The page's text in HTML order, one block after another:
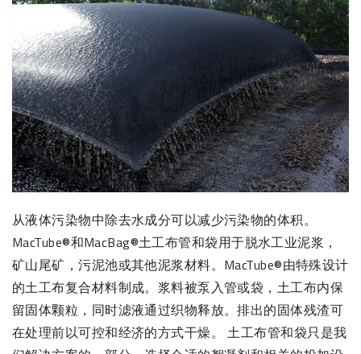
从液体污染物中除去水成分可以减少污染物的体积。
MacTube®和MacBag®土工布管和袋用于脱水工业泥浆，
矿山尾矿，污泥池或其他泥浆材料。MacTube®由特殊设计
的土工布复合材料制成。浆料被泵入管或袋，土工布内保
留固体颗粒，同时滤液通过织物释放。排出的固体残渣可
在处理前以可控和经济的方式干燥。 土工布管和袋只是我